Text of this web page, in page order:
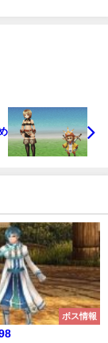
ボス情報